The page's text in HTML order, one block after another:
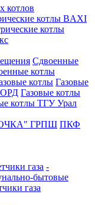
котлов
котлы BAXI
котлы
Сдвоенные
котлы
котлы Газовые
Газовые котлы
котлы ТГУ Урал
ГРПШ ПКФ
газа -
бытовые
газа